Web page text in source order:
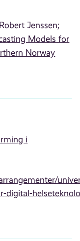
Robert Jenssen;
Models for
Norway
i
digital-